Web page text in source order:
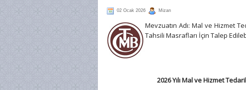
02 Ocak 2026 Mizan
Mevzuatın Adı: Mal ve Hizmet
Tahsili Masrafları İçin Talep
2026 Yılı Mal ve Hizmet